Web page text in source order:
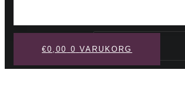
Sök
€0,00 0 VARUKORG